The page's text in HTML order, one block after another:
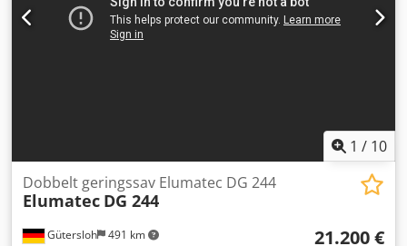
1 / 10
Gütersloh 491 km
Dobbelt geringssav Elumatec DG 244
Elumatec DG 244
21.200 €